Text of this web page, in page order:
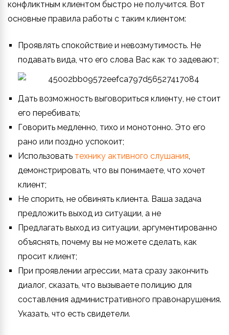
конфликтным клиентом быстро не получится. Вот
основные правила работы с таким клиентом:
Проявлять спокойствие и невозмутимость. Не
подавать вида, что его слова Вас как то задевают;
Дать возможность выговориться клиенту, не стоит
его перебивать;
Говорить медленно, тихо и монотонно. Это его
рано или поздно успокоит;
Использовать технику активного слушания,
демонстрировать, что вы понимаете, что хочет
клиент;
Не спорить, не обвинять клиента. Ваша задача
предложить выход из ситуации, а не
Предлагать выход из ситуации, аргументированно
объяснять, почему вы не можете сделать, как
просит клиент;
При проявлении агрессии, мата сразу закончить
диалог, сказать, что вызываете полицию для
составления административного правонарушения.
Указать, что есть свидетели.